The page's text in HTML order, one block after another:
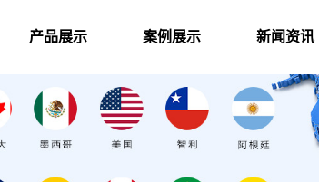
产品展示 案例展示 新闻资讯